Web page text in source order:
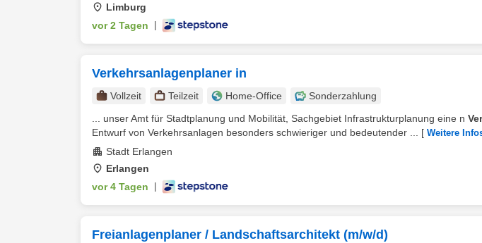
Limburg
vor 2 Tagen
Verkehrsanlagenplaner in
Vollzeit Teilzeit Home-Office
Sonderzahlung
... unser Amt für Stadtplanung und Mobilität, Sachgebiet Infrastrukturplanung eine n
Entwurf von Verkehrsanlagen besonders schwieriger und bedeutender ...
[ Weitere
Stadt Erlangen
Erlangen
vor 4 Tagen
Freianlagenplaner / Landschaftsarchitekt (m/w/d)